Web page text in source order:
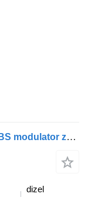
VOLVO,KNORR-BREMSE K020023 EBS modulator za Volvo B6, B7, B9, B10, B12 bus (1978-2011) autobusa
dizel